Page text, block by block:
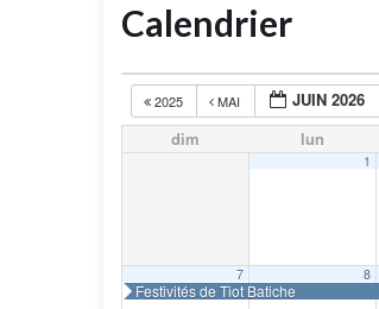
Calendrier
2025 MAI JUIN 2026
dim lun
1
7
Festivités de Tiot Batiche
8